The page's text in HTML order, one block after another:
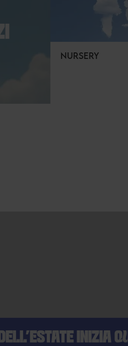
NURSERY
INIZIA QUI